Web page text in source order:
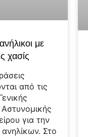
με
χασίς
από τις
για την
Στο